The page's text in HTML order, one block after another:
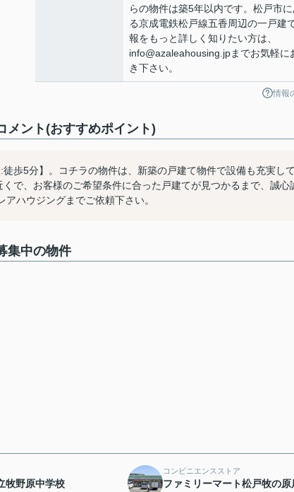
らの物件は築5年以内です。松戸市
る京成電鉄松戸線五香周辺の一戸建
報をもっと詳しく知りたい方は、
info@azaleahousing.jpまでお気軽に
き下さい。
情報
メント(おすすめポイント)
歩5分】。コチラの物件は、新築の戸建て物件で設備も充実し
で、お客様のご希望条件に合った戸建てが見つかるまで、誠心
ハウジングまでご依頼下さい。
集中の物件
牧野原中学校
コンビニエンスストア
ファミリーマート松戸牧の原